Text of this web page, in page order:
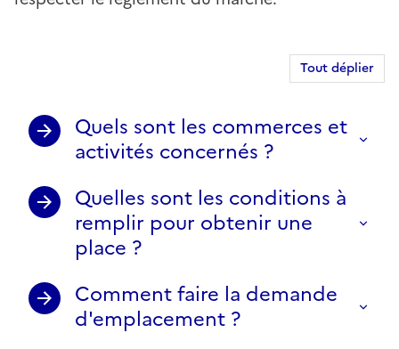
Tout déplier
Quels sont les commerces et
activités concernés ?
Quelles sont les conditions à
remplir pour obtenir une
place ?
Comment faire la demande
d'emplacement ?